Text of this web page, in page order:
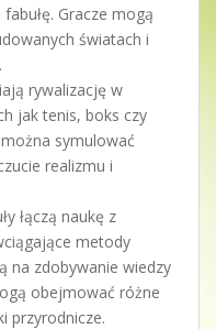
Gracze mogą
światach i
rywalizację w
jak tenis, boks czy
symulować
realizmu i
łączą naukę z
metody
na zdobywanie wiedzy
obejmować różne
przyrodnicze.